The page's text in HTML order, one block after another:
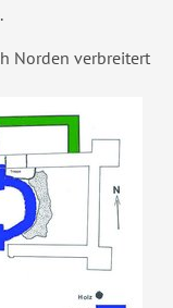
Norden verbreitert